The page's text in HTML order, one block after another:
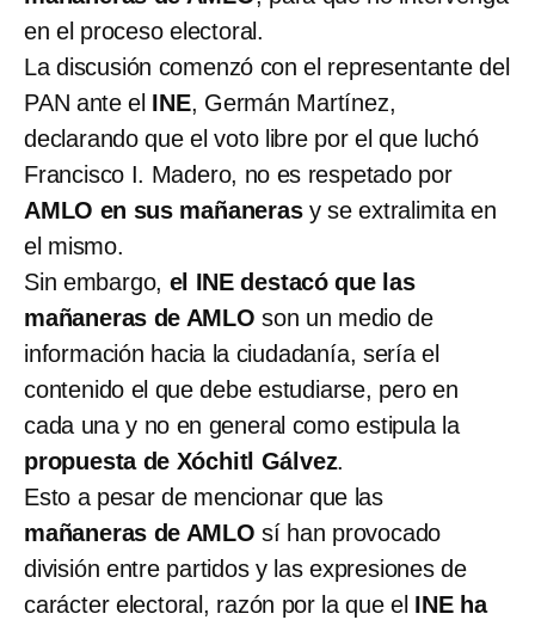
en el proceso electoral.
La discusión comenzó con el representante del
PAN ante el INE, Germán Martínez,
declarando que el voto libre por el que luchó
Francisco I. Madero, no es respetado por
AMLO en sus mañanerasy se extralimita en
el mismo.
Sin embargo, el INE destacó que las
mañaneras de AMLO son un medio de
información hacia la ciudadanía, sería el
contenido el que debe estudiarse, pero en
cada una y no en general como estipula la
propuesta de Xóchitl Gálvez.
Esto a pesar de mencionar que las
mañaneras de AMLO sí han provocado
división entre partidos y las expresiones de
carácter electoral, razón por la que el INE ha